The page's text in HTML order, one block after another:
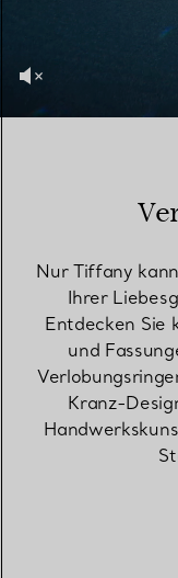
Nur Tiffany
Ihrer
Entdecken Sie
und
Kranz-